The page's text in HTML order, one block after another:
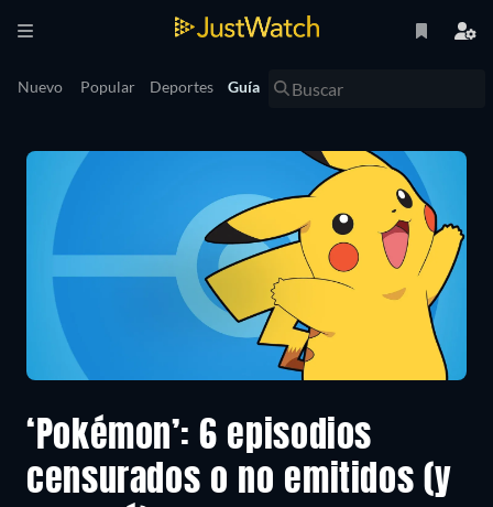
Nuevo Popular Deportes Guía
‘Pokémon’: 6 episodios
censurados o no emitidos (y